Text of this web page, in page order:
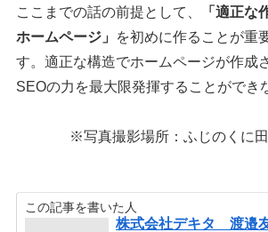
ここまでの話の前提として、
「適正な
ホームページ」
を初めに作ることが重
す。適正な構造でホームページが作成
SEOの力を最大限発揮することができ
※写真撮影場所：ふじのくに
この記事を書いた人
株式会社デキタ 渡邉